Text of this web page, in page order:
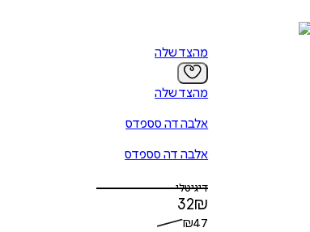
מהצד שלה
מהצד שלה
אלבה דה סספדס
אלבה דה סספדס
דיגיטלי
32₪
₪47